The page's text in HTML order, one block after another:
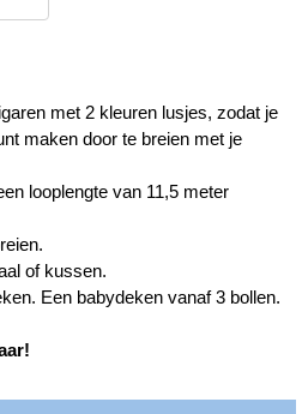
met 2 kleuren lusjes, zodat je
maken door te breien met je
looplengte van 11,5 meter
of kussen.
Een babydeken vanaf 3 bollen.